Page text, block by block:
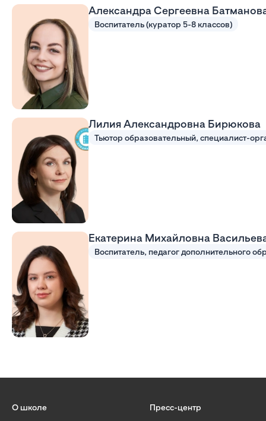
Александра Сергеевна
Воспитатель (куратор 5-8 классов)
Лилия Александровна Бирюкова
Екатерина Михайловна
О школе
Пресс-центр